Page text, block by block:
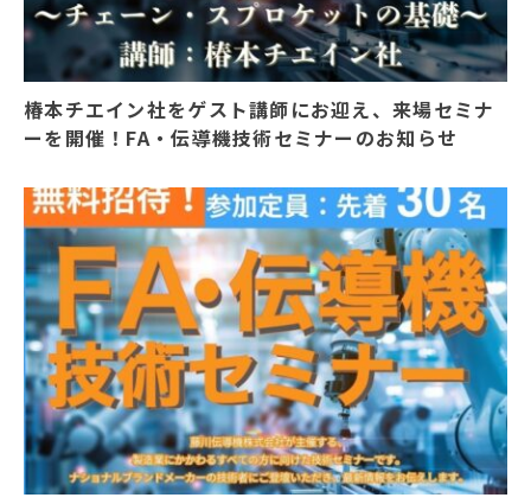
椿本チエイン社をゲスト講師にお迎え、来場セミナ
ーを開催！FA・伝導機技術セミナーのお知らせ